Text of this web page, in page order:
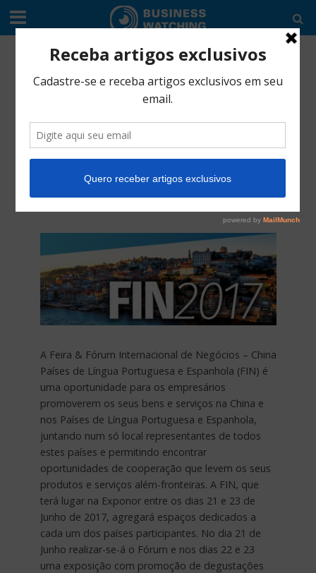
CULTURA EMPREENDEDORA•EDITORIAL
Feira & Fórum
Internacional de
Negócios 21 e 23 de
Junho
A Feira & Fórum Internacional de Negócios – China
Países de Língua Portuguesa e Espanhola (FIN) é
uma oportunidade para os empresários
promoverem os seus bens e serviços na China e
nos Países de Língua Portuguesa e Espanhola,
juntando num só local representantes de todos
estes países e permitindo encontrar
oportunidades de cooperação que levem os seus
produtos e serviços além-fronteiras. A FIN, que
terá lugar na Exponor entre os dias 21 e 23 de
Junho de 2017, agregará espaços dedicados a
cada um dos países participantes. No dia 21 de
Junho realizar-se-á o Fórum e nos dias 22 e 23
uma exposição com promoção de degustações